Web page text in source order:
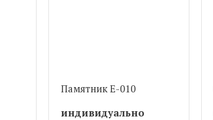
Памятник Е-010
индивидуально